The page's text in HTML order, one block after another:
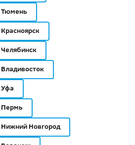
Тюмень
Красноярск
Челябинск
Владивосток
Уфа
Пермь
Нижний Новгород